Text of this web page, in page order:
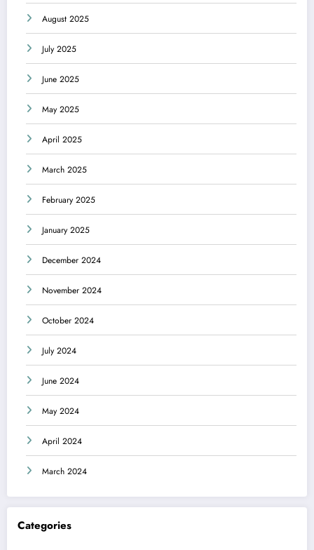
August 2025
July 2025
June 2025
May 2025
April 2025
March 2025
February 2025
January 2025
December 2024
November 2024
October 2024
July 2024
June 2024
May 2024
April 2024
March 2024
Categories